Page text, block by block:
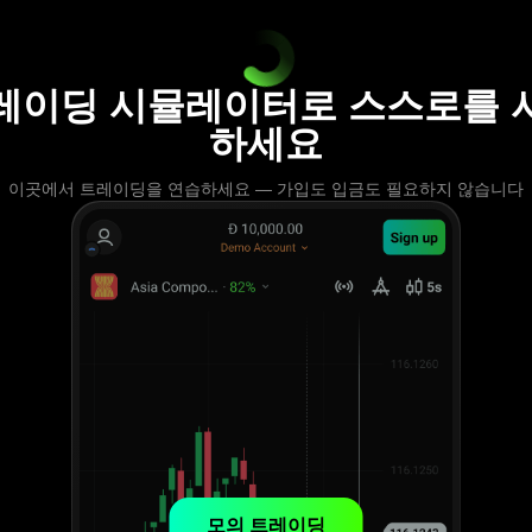
이딩 시뮬레이터로 스스로를
하세요
이곳에서 트레이딩을 연습하세요 — 가입도 입금도 필요하지 않습니다
모의 트레이딩